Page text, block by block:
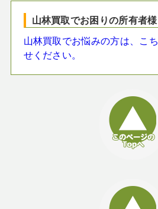
山林買取でお困りの所有者
山林買取でお悩みの方は、こ
せください。